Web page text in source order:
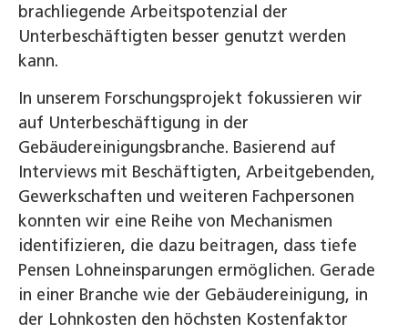
brachliegende Arbeitspotenzial der
Unterbeschäftigten besser genutzt werden
kann.
In unserem Forschungsprojekt fokussieren wir
auf Unterbeschäftigung in der
Gebäudereinigungsbranche. Basierend auf
Interviews mit Beschäftigten, Arbeitgebenden,
Gewerkschaften und weiteren Fachpersonen
konnten wir eine Reihe von Mechanismen
identifizieren, die dazu beitragen, dass tiefe
Pensen Lohneinsparungen ermöglichen. Gerade
in einer Branche wie der Gebäudereinigung, in
der Lohnkosten den höchsten Kostenfaktor